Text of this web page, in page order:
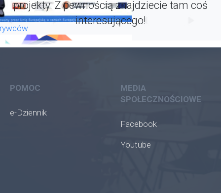
projekty. Z pewnością znajdziecie tam coś
interesującego!
POMOC
e-Dziennik
MEDIA
SPOŁECZNOŚCIOWE
Facebook
Youtube